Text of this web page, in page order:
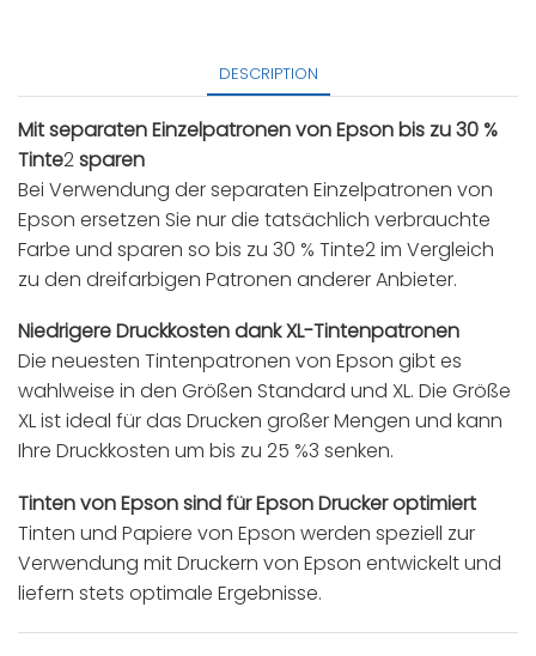
DESCRIPTION
Mit separaten Einzelpatronen von Epson bis zu 30 %
Tinte2sparen
Bei Verwendung der separaten Einzelpatronen von
Epson ersetzen Sie nur die tatsächlich verbrauchte
Farbe und sparen so bis zu 30 % Tinte2 im Vergleich
zu den dreifarbigen Patronen anderer Anbieter.
Niedrigere Druckkosten dank XL-Tintenpatronen
Die neuesten Tintenpatronen von Epson gibt es
wahlweise in den Größen Standard und XL. Die Größe
XL ist ideal für das Drucken großer Mengen und kann
Ihre Druckkosten um bis zu 25 %3 senken.
Tinten von Epson sind für Epson Drucker optimiert
Tinten und Papiere von Epson werden speziell zur
Verwendung mit Druckern von Epson entwickelt und
liefern stets optimale Ergebnisse.